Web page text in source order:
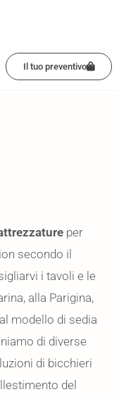
Il tuo preventivo
per
secondo il
i tavoli e le
alla Parigina,
modello di sedia
di diverse
di bicchieri
del